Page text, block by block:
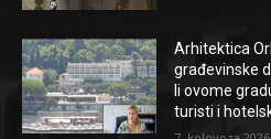
Arhitektica
građevinske
li ovome
turisti i